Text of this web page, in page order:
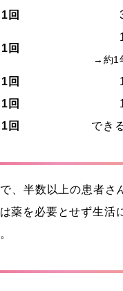
回
回
→約1
回
回
回
でき
、半数以上の患者さ
薬を必要とせず生活